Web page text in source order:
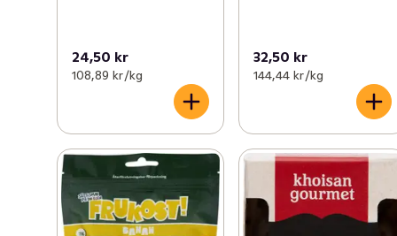
24,50 kr
108,89 kr /kg
32,50 kr
144,44 kr /kg